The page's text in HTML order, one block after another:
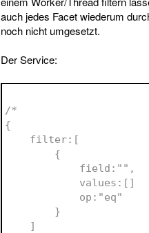
auch jedes Facet wiederum
noch nicht umgesetzt.
Der Service:
/*
{
    filter:[
        {
            field:"",
            values:[]
            op:"eq"
        }
    ]